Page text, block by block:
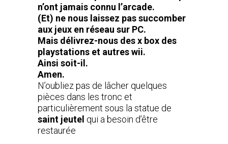
n’ont jamais connu l’arcade.
(Et) ne nous laissez pas succomber
aux jeux en réseau sur PC.
Mais délivrez-nous des x box des
playstations et autres wii.
Ainsi soit-il.
Amen.
N’oubliez pas de lâcher quelques
pièces dans les tronc et
particulièrement sous la statue de
saint jeutel qui a besoin d’être
restaurée